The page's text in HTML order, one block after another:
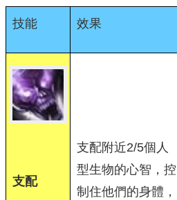
技能 效果
支配
支配附近2/5個人
型生物的心智，控
制住他們的身體，